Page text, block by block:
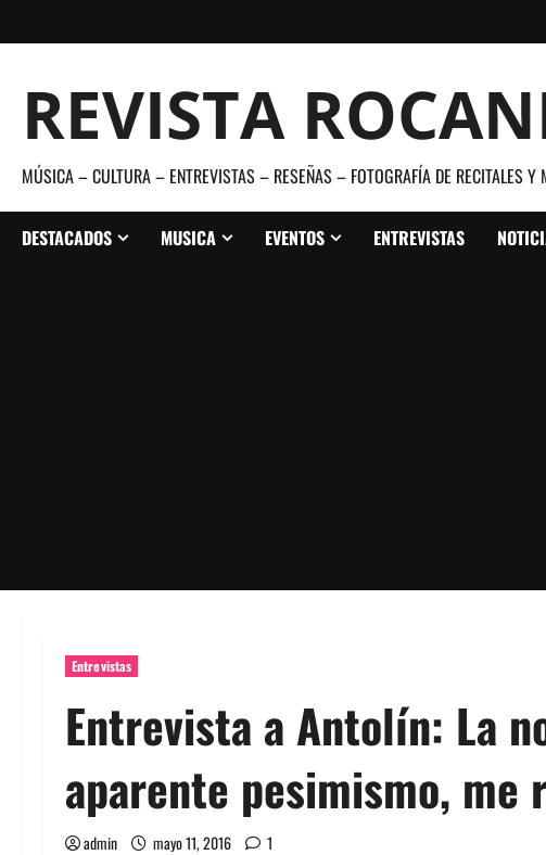
al
REVISTA
MÚSICA – CULTURA – ENTREVISTAS – RESEÑAS – FOTOGRAFÍA DE RECITALES
DESTACADOS MUSICA EVENTOS ENTREVISTAS
Entrevistas
Entrevista a Antolín: La
aparente pesimismo, me
admin mayo 11, 2016 1